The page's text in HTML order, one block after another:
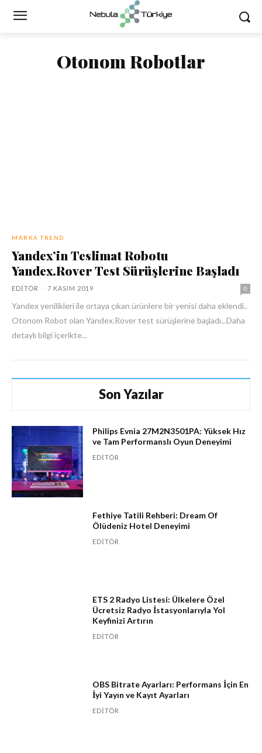
Otonom Robotlar
MARKA TREND
Yandex’in Teslimat Robotu
Yandex.Rover Test Sürüşlerine Başladı
EDITÖR - 7 KASIM 2019 0
Yandex yenilikleri ile ortaya çıkan ürünlere bir yenisi daha eklendi..
Otonom Robot olan Yandex.Rover test sürüşlerine başladı...Daha
detaylı bilgi içerikte...
Son Yazılar
Philips Evnia 27M2N3501PA: Yüksek Hız
ve Tam Performanslı Oyun Deneyimi
EDITÖR
Fethiye Tatili Rehberi: Dream Of
Ölüdeniz Hotel Deneyimi
EDITÖR
ETS 2 Radyo Listesi: Ülkelere Özel
Ücretsiz Radyo İstasyonlarıyla Yol
Keyfinizi Artırın
EDITÖR
OBS Bitrate Ayarları: Performans İçin En
İyi Yayın ve Kayıt Ayarları
EDITÖR